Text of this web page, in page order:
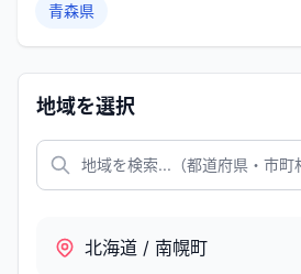
青森県
地域を選択
北海道 / 南幌町